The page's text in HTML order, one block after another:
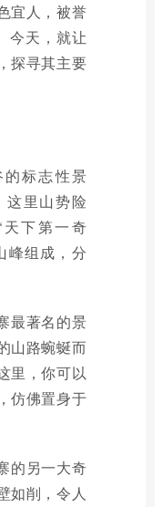
宜人，被誉
今天，就让
探寻其主要
标志性景
这里山势险
下第一奇
峰组成，分
最著名的景
山路蜿蜒而
里，你可以
仿佛置身于
的另一大奇
如削，令人